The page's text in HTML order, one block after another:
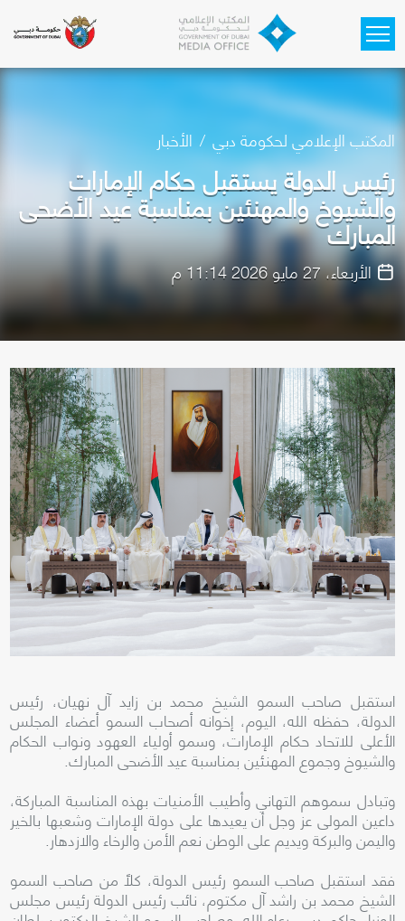
المكتب الإعلامي لحكومة دبي الأخبار
رئيس الدولة يستقبل حكام الإمارات
والشيوخ والمهنئين بمناسبة عيد الأضحى
المبارك
الأربعاء، 27 مايو 2026 11:14 م
استقبل صاحب السمو الشيخ محمد بن زايد آل نهيان، رئيس
الدولة، حفظه الله، اليوم، إخوانه أصحاب السمو أعضاء المجلس
الأعلى للاتحاد حكام الإمارات، وسمو أولياء العهود ونواب الحكام
والشيوخ وجموع المهنئين بمناسبة عيد الأضحى المبارك.
وتبادل سموهم التهاني وأطيب الأمنيات بهذه المناسبة المباركة،
داعين المولى عز وجل أن يعيدها على دولة الإمارات وشعبها بالخير
واليمن والبركة ويديم على الوطن نعم الأمن والرخاء والازدهار.
فقد استقبل صاحب السمو رئيس الدولة، كلاً من صاحب السمو
الشيخ محمد بن راشد آل مكتوم، نائب رئيس الدولة رئيس مجلس